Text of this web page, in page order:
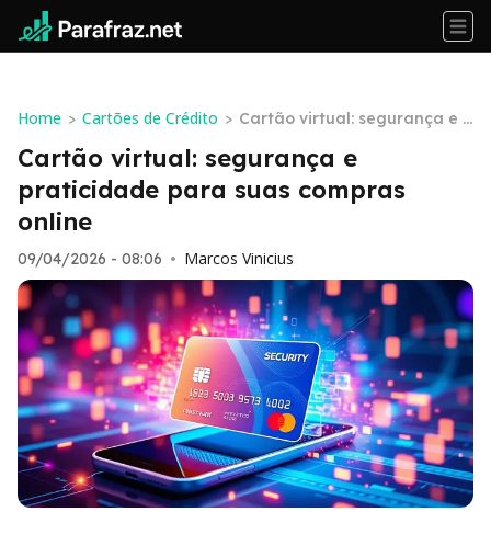
Home > Cartões de Crédito > Cartão virtual: segurança e p
s online
Cartão virtual: segurança e
praticidade para suas compras
online
09/04/2026 - 08:06 • Marcos Vinicius